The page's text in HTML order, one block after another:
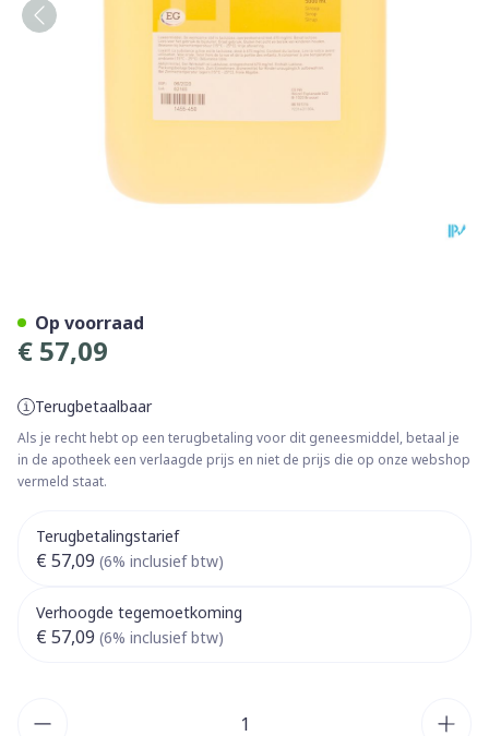
€ 57,09
Terugbetaalbaar
Als je recht hebt op een terugbetaling voor dit geneesmiddel, betaal je
in de apotheek een verlaagde prijs en niet de prijs die op onze webshop
vermeld staat.
Terugbetalingstarief
€ 57,09 (6% inclusief btw)
Verhoogde tegemoetkoming
€ 57,09 (6% inclusief btw)
Op voorraad